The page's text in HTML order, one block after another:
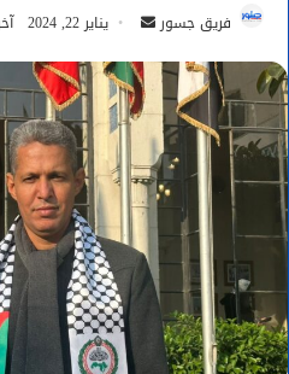
فريق جسور
أرسل
إلكترونيا
يناير 22, 2024